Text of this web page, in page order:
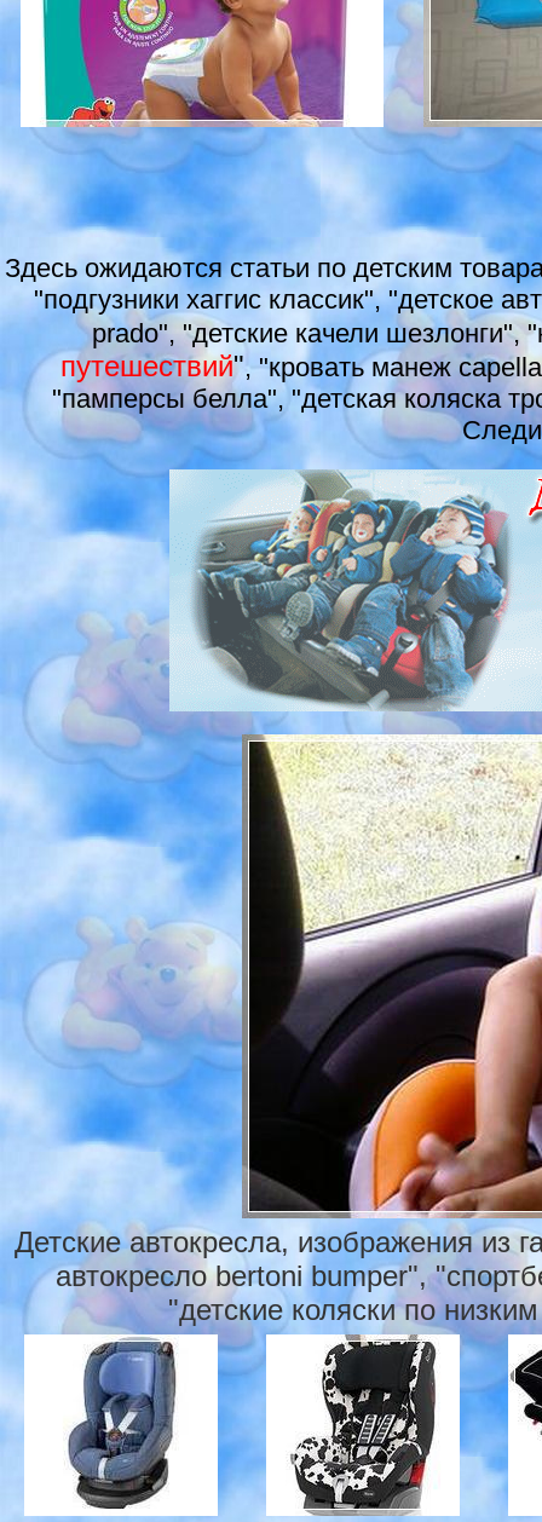
Здесь ожидаются статьи по детским
"подгузники хаггис классик", "детское
prado", "детские качели
путешествий", "кровать манеж
"памперсы белла", "детская коляска
Детские автокресла, изображения из
автокресло bertoni bumper",
"детские коляски по